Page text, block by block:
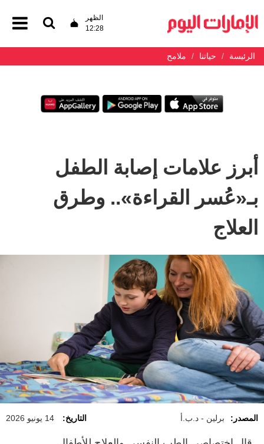
الظهر
12:28
الرئيسة حياتنا ملامح
أبرز علامات إصابة الطفل
بـ«عُسر القراءة».. وطرق
العلاج
المصدر: برلين - د.ب.أ التاريخ: 14 يونيو 2026